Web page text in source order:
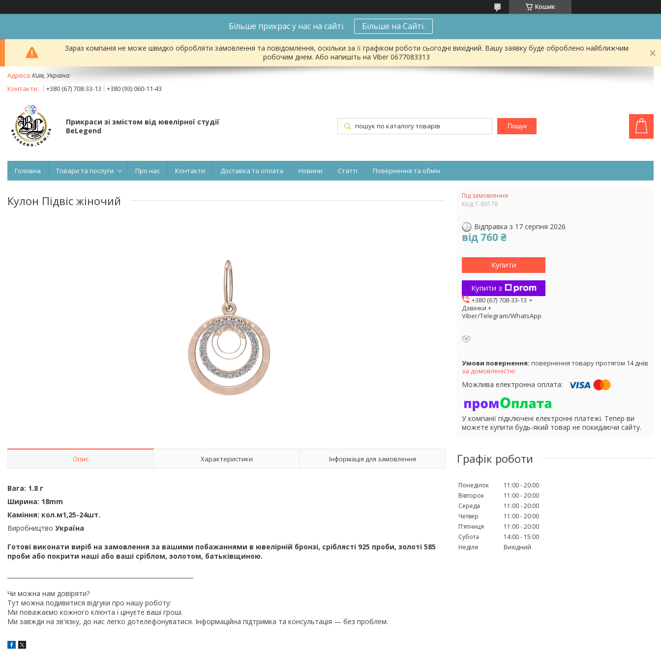
Кошик
Більше прикрас у нас на сайті. Більше на Сайті.
Зараз компанія не може швидко обробляти замовлення та повідомлення, оскільки за її графіком роботи сьогодні вихідний. Вашу заявку буде оброблено найближчим
робочим днем. Або напишіть на Viber 0677083313
Київ, Україна
+380 (67) 708-33-13
+380 (93) 060-11-43
Прикраси зі змістом від ювелірної студії
BeLegend
Пошук
Головна Товари та послуги Про нас Контакти Доставка та оплата Новини Статті Повернення та обмін
Кулон Підвіс жіночий
Опис Характеристики Інформація для замовлення
Вага: 1.8 г
Ширина: 18mm
Каміння: кол.м1,25-24шт.
Виробництво Україна
Готові виконати виріб на замовлення за вашими побажаннями в ювелірній бронзі, сріблясті 925 проби, золоті 585
проби або покрити наші або ваші сріблом, золотом, батьківщиною.
Чи можна нам довіряти?
Тут можна подивитися відгуки про нашу роботу:
Ми поважаємо кожного клієнта і цінуєте ваші гроші.
Ми завжди на зв'язку, до нас легко дотелефонуватися. Інформаційна підтримка та консультація — без проблем.
Під замовлення
Код: Г-60178
Відправка з 17 серпня 2026
від760 ₴
Купити
Купити з
+380 (67) 708-33-13
Дзвінки +
Viber/Telegram/WhatsApp
повернення товару протягом 14 днів
за домовленістю
У компанії підключені електронні платежі. Тепер ви
можете купити будь-який товар не покидаючи сайту.
Графік роботи
Понеділок 11:00 20:00
Вівторок
11:00 20:00
Середа
11:00 20:00
Четвер
11:00 20:00
Пʼятниця
11:00 20:00
Субота
14:00
15:00
Неділя
Вихідний